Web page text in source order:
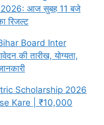
आज सुबह 11 बजे
रिजल्ट
Board Inter
की तारीख, योग्यता,
Scholarship 2026
Kare | ₹10,000